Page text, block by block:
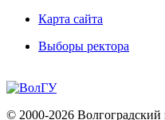
Карта сайта
Выборы ректора
© 2000-2026 Волгоградский